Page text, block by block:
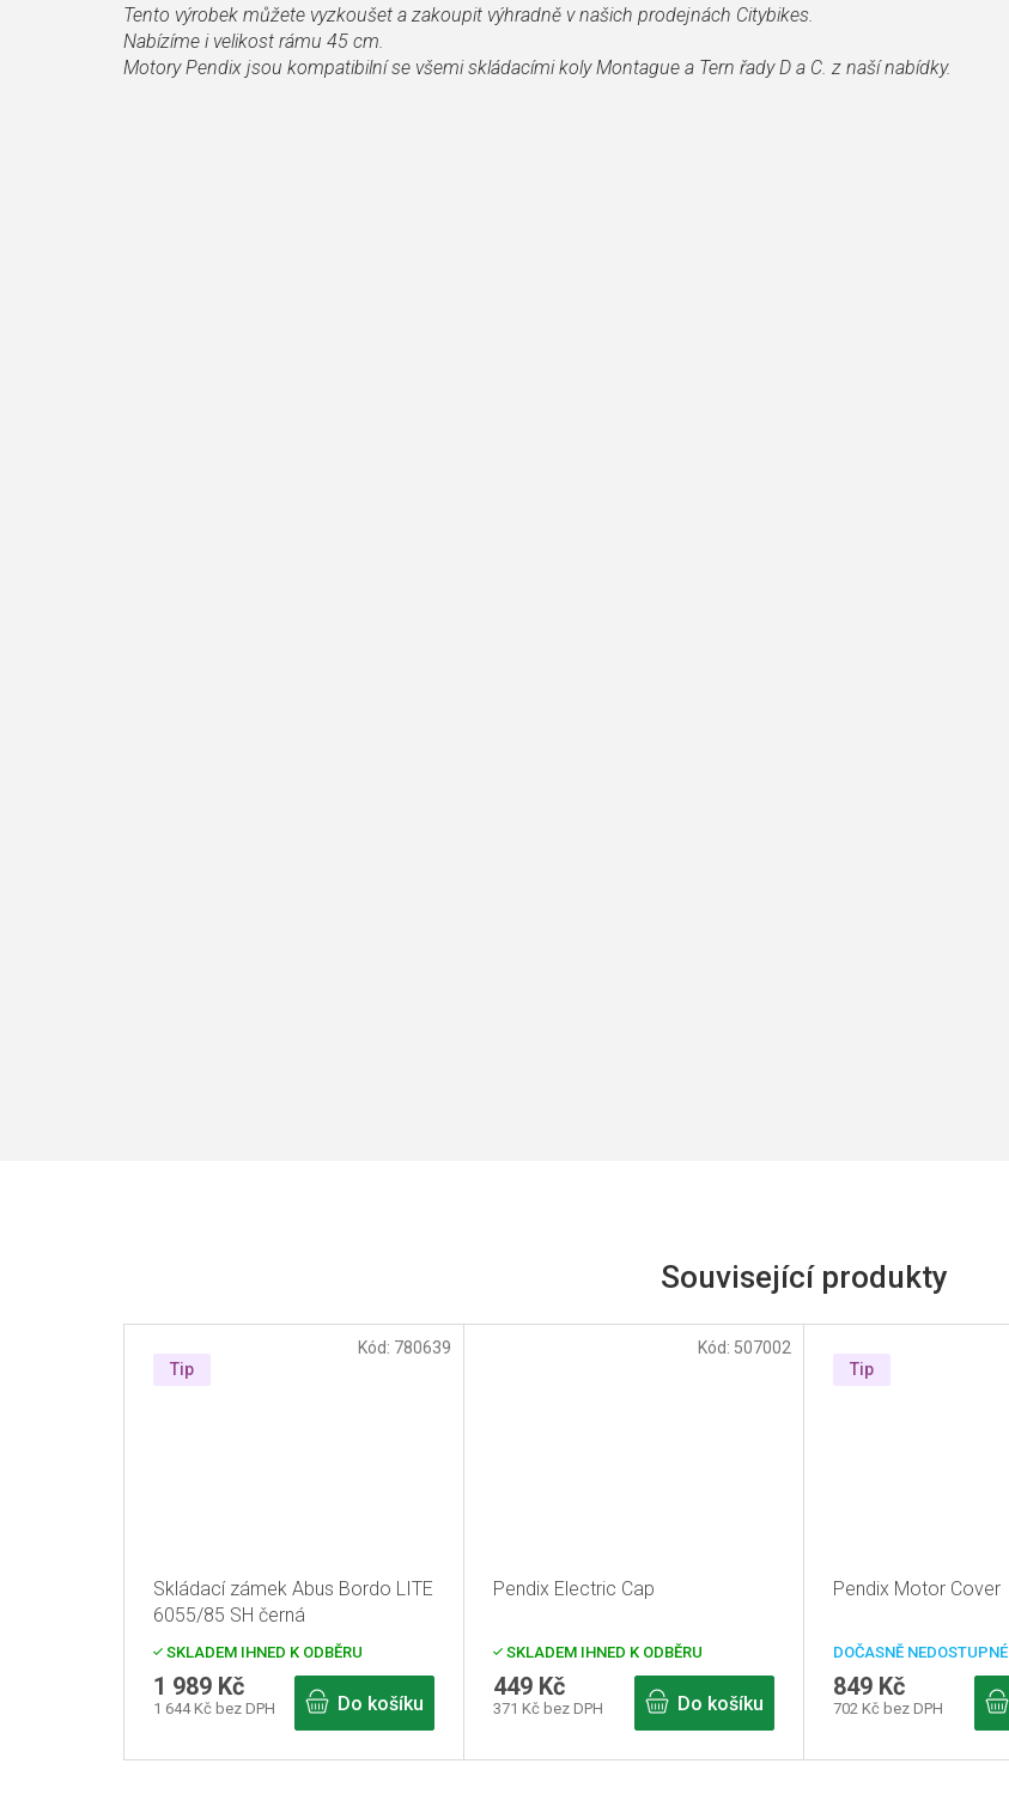
Související produkty
Tip
Skládací zámek Abus Bordo LITE
6055/85 SH černá
SKLADEM IHNED K ODBĚRU
1 644 Kč bez DPH
1 989 Kč
Do košíku
Kód: 780639
Pendix Electric Cap
SKLADEM IHNED K ODBĚRU
371 Kč bez DPH
449 Kč
Do košíku
Kód: 507002
Tip
Pendix Motor Cover
DOČASNĚ NEDOSTUPNÉ
702 Kč bez DPH
849 Kč
Tento výrobek můžete vyzkoušet a zakoupit výhradně v našich prodejnách Citybikes.
Nabízíme i velikost rámu 45 cm.
Motory Pendix jsou kompatibilní se všemi skládacími koly Montague a Tern řady D a C. z naší nabídky.